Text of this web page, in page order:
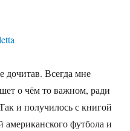
дочитав. Всегда мне
о чём то важном, ради
и получилось с книгой
американского футбола и